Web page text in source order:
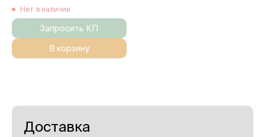
Нет в наличии
Запросить КП
В корзину
Доставка